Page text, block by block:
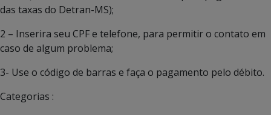
das taxas do Detran-MS);
2 – Inserira seu CPF e telefone, para permitir o contato em
caso de algum problema;
3- Use o código de barras e faça o pagamento pelo débito.
Categorias :